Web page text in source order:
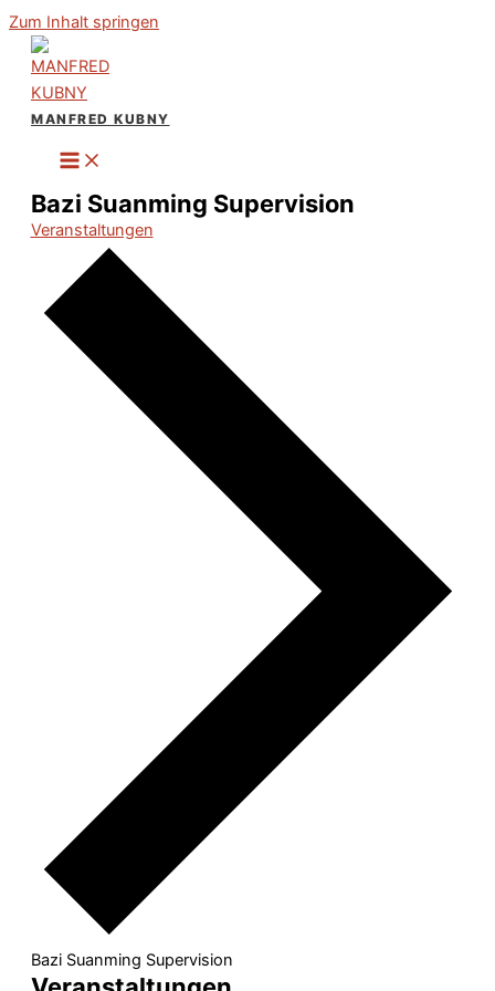
Zum Inhalt springen
MANFRED KUBNY
Bazi Suanming Supervision
Veranstaltungen
Bazi Suanming Supervision